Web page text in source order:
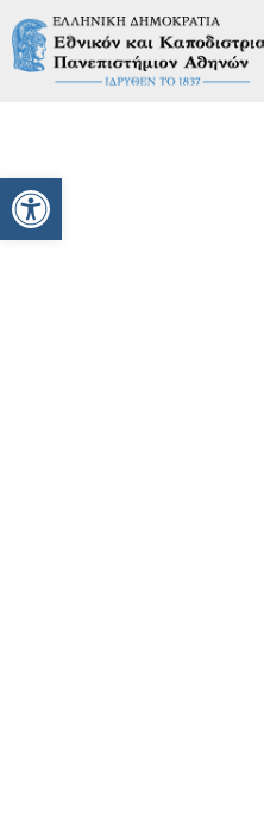
Ανοίξτε τη γραμμή εργαλείων